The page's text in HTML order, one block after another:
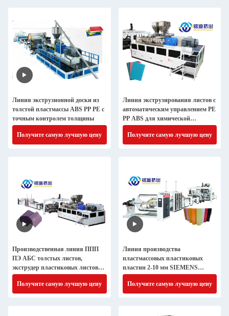
Линия экструзионной доски из
толстой пластмассы ABS PP PE с
точным контролем толщины
Получите самую лучшую цену
Линия экструзирования листов с
автоматическим управлением PE
PP ABS для химической
промышленности
Получите самую лучшую цену
Производственная линия ППП
ПЭ АБС толстых листов,
экструдер пластиковых листов
компьютеризированный
Получите самую лучшую цену
Линия производства
пластмассовых пластиковых
пластин 2-10 мм SIEMENS
Контроль структура с двумя
винтами
Получите самую лучшую цену